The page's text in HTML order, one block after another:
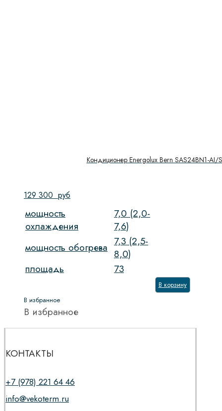
Кондиционер Energolux Bern SAS24BN1-AI/
129 300 руб
мощность
охлаждения
7,0 (2,0-
7,6)
мощность обогрева 7,3 (2,5-
8,0)
площадь
73
В корзину
В избранное
В избранное
КОНТАКТЫ
+7 (978) 221 64 46
info@vekoterm.ru